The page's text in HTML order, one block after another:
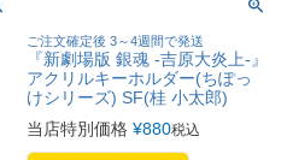
ご注文確定後 3～4週間で発送
『新劇場版 銀魂 -吉原大炎上-』
アクリルキーホルダー(ちぽっ
けシリーズ) SF(桂 小太郎)
当店特別価格 ¥880税込